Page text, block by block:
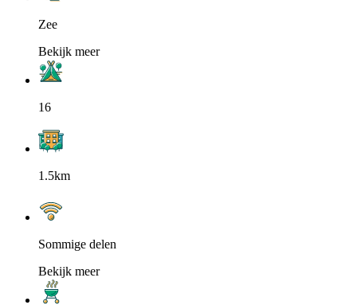
Zee
Bekijk meer
16
1.5km
Sommige delen
Bekijk meer